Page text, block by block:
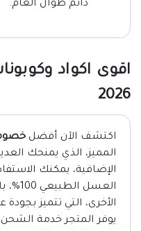
دائم طوال العام.
اقوى اكواد
2026
اكتشف الآن أفضل
المميز، الذي يمنحك
العسل
الأخرى، التي تتميز
يوفر المتجر خدمة الشحن